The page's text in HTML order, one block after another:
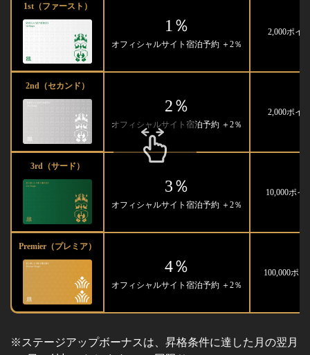
1st（ファースト）
1％
オフィシャルサイト宿泊予約 ＋2％
2,000ポイ
2nd（セカンド）
2％
オフィシャルサイト宿泊予約 ＋2％
2,000ポイ
3rd（サード）
3％
オフィシャルサイト宿泊予約 ＋2％
10,000ポイ
Premier（プレミア）
4％
オフィシャルサイト宿泊予約 ＋2％
100,000ポ
※ステージアップボーナスは、昇格条件に達した月の翌月